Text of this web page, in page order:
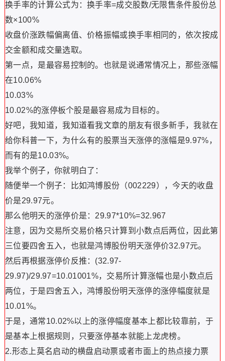
换手率的计算公式为：换手率=成交股数/无限售条件股份总
数×100%
收盘价涨跌幅偏离值、价格振幅或换手率相同的，依次按成
交金额和成交量选取。
第一点，是最容易控制的。也就是说通常情况上，那些涨幅
在10.06%
10.03%
10.02%的涨停板个股是最容易成为目标的。
好吧，我知道，我知道看我文章的朋友有很多新手，我就在
给你科普一下，为什么有的股票当天涨停的涨幅是9.97%，
而有的是10.03%。
我举个例子，你就明白了：
随便举一个例子：比如鸿博股份（002229），今天的收盘
价是29.97元。
那么他明天的涨停价是：29.97*10%=32.967
注意，因为交易所交易价格只计算到小数点后两位，因此第
三位要四舍五入，也就是鸿博股份明天涨停价32.97元。
然后再根据涨停价反推：(32.97-
29.97)/29.97=10.01001%，交易所计算涨幅也是小数点后
两位，于是四舍五入，鸿博股份明天涨停的涨停幅度就是
10.01%。
于是，通常10.02%以上的涨停幅度基本上都比较靠前，于
是基本上根据规则，只要涨停基本就能上龙虎榜。
2.形态上莫名启动的横盘启动票或者市面上的热点接力票